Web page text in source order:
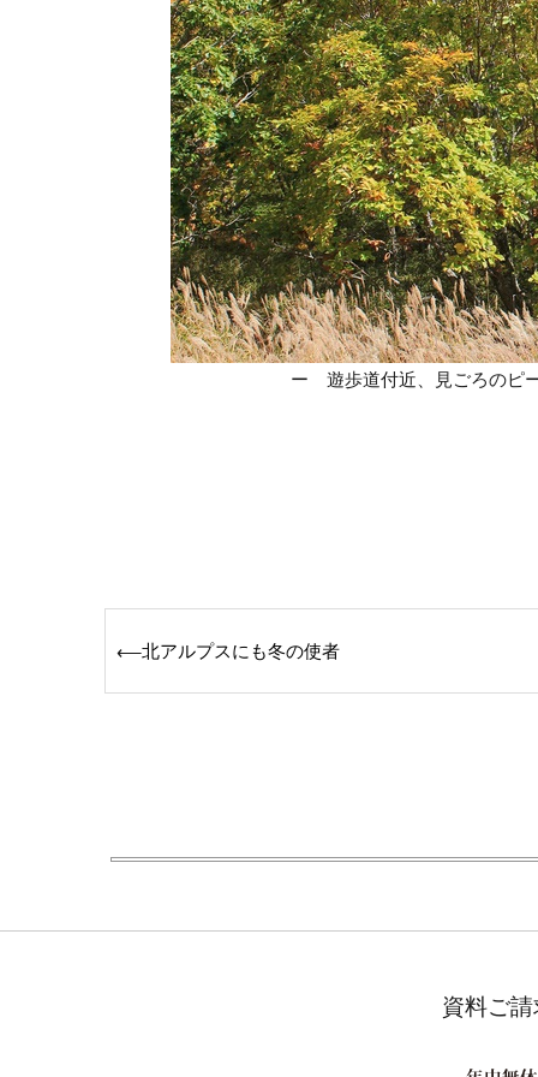
ー 遊歩道付近、見ごろのピ
Post
navigation
⟵北アルプスにも冬の使者
資料ご